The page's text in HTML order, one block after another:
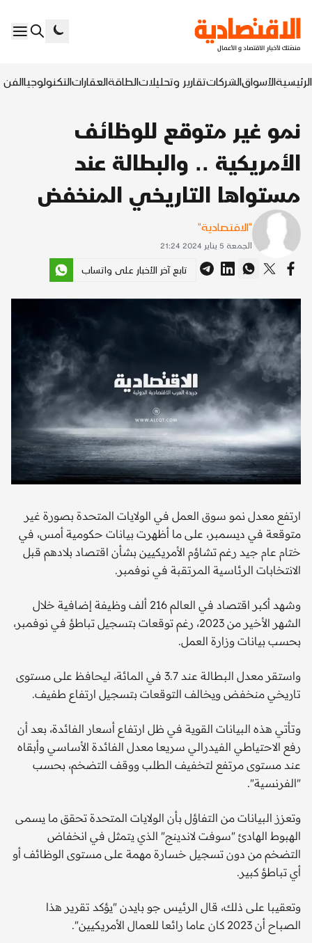
الرئيسيةالأسواقالشركاتتقارير وتحليلاتالطاقةالعقاراتالتكنولوجياالفن
نمو غير متوقع للوظائف
الأمريكية .. والبطالة عند
مستواها التاريخي المنخفض
"الاقتصادية"
الجمعة 5 يناير 2024 21:24
تابع آخر الأخبار على واتساب
ارتفع معدل نمو سوق العمل في الولايات المتحدة بصورة غير
متوقعة في ديسمبر، على ما أظهرت بيانات حكومية أمس، في
ختام عام جيد رغم تشاؤم الأمريكيين بشأن اقتصاد بلادهم قبل
الانتخابات الرئاسية المرتقبة في نوفمبر.
وشهد أكبر اقتصاد في العالم 216 ألف وظيفة إضافية خلال
الشهر الأخير من 2023، رغم توقعات بتسجيل تباطؤ في نوفمبر،
بحسب بيانات وزارة العمل.
واستقر معدل البطالة عند 3.7 في المائة، ليحافظ على مستوى
تاريخي منخفض ويخالف التوقعات بتسجيل ارتفاع طفيف.
وتأتي هذه البيانات القوية في ظل ارتفاع أسعار الفائدة، بعد أن
رفع الاحتياطي الفيدرالي سريعا معدل الفائدة الأساسي وأبقاه
عند مستوى مرتفع لتخفيف الطلب ووقف التضخم، بحسب
"الفرنسية".
وتعزز البيانات من التفاؤل بأن الولايات المتحدة تحقق ما يسمى
الهبوط الهادئ "سوفت لاندينج" الذي يتمثل في انخفاض
التضخم من دون تسجيل خسارة مهمة على مستوى الوظائف أو
أي تباطؤ كبير.
وتعقيبا على ذلك، قال الرئيس جو بايدن "يؤكد تقرير هذا
الصباح أن 2023 كان عاما رائعا للعمال الأمريكيين".